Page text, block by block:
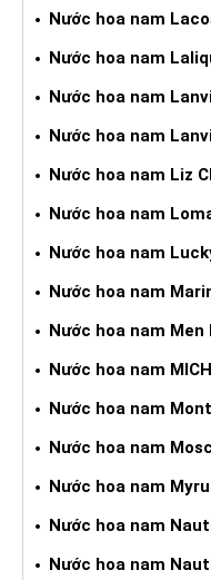
Nước hoa nam
Nước hoa nam
Nước hoa nam
Nước hoa nam
Nước hoa nam Liz
Nước hoa nam
Nước hoa nam
Nước hoa nam
Nước hoa nam Men
Nước hoa nam
Nước hoa nam
Nước hoa nam
Nước hoa nam
Nước hoa nam
Nước hoa nam